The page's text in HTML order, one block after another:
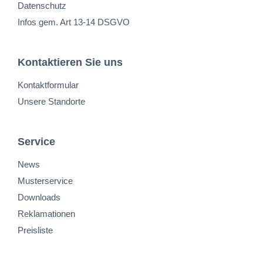
Datenschutz
Infos gem. Art 13-14 DSGVO
Kontaktieren Sie uns
Kontaktformular
Unsere Standorte
Service
News
Musterservice
Downloads
Reklamationen
Preisliste